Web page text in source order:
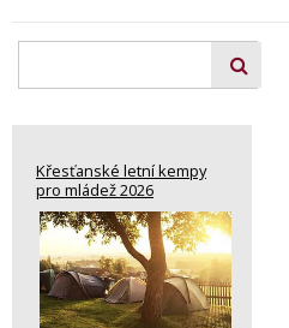
Křesťanské letní kempy
pro mládež 2026